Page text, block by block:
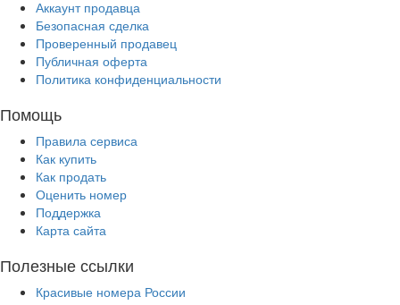
Аккаунт продавца
Безопасная сделка
Проверенный продавец
Публичная оферта
Политика конфиденциальности
Помощь
Правила сервиса
Как купить
Как продать
Оценить номер
Поддержка
Карта сайта
Полезные ссылки
Красивые номера России